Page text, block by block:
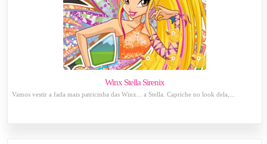
Winx Stella Sirenix
Vamos vestir a fada mais patricinha das Winx... a Stella. Capriche no look dela,...